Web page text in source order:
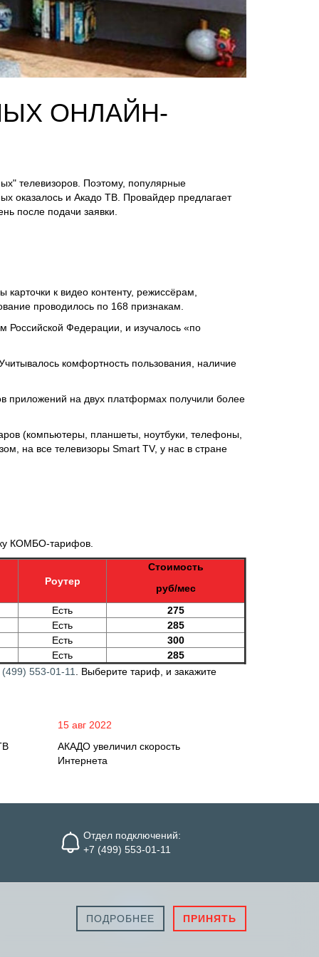
ОНЛАЙН-
телевизоров. Поэтому, популярные
оказалось и Акадо ТВ. Провайдер предлагает
после подачи заявки.
к видео контенту, режиссёрам,
проводилось по 168 признакам.
Российской Федерации, и изучалось «по
комфортность пользования, наличие
приложений на двух платформах получили более
(компьютеры, планшеты, ноутбуки, телефоны,
на все телевизоры Smart TV, у нас в стране
КОМБО-тарифов.
Роутер
Стоимость
руб/мес
Есть
275
Есть
285
Есть
300
Есть
285
(499) 553-01-11
Выберите тариф, и закажите
15 авг 2022
АКАДО увеличил скорость
Интернета
Отдел подключений:
+7 (499) 553-01-11
ПОДРОБНЕЕ ПРИНЯТЬ